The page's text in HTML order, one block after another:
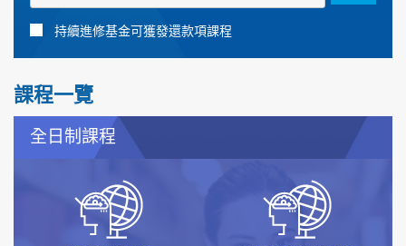
持續進修基金可獲發還款項課程
課程一覽
全日制課程